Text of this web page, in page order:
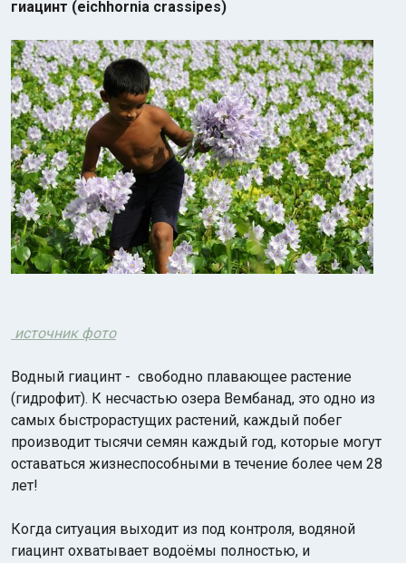
гиацинт (eichhornia crassipes)
источник фото
Водный гиацинт - свободно плавающее растение
(гидрофит). К несчастью озера Вембанад, это одно из
самых быстрорастущих растений, каждый побег
производит тысячи семян каждый год, которые могут
оставаться жизнеспособными в течение более чем 28
лет!
Когда ситуация выходит из под контроля, водяной
гиацинт охватывает водоёмы полностью, и